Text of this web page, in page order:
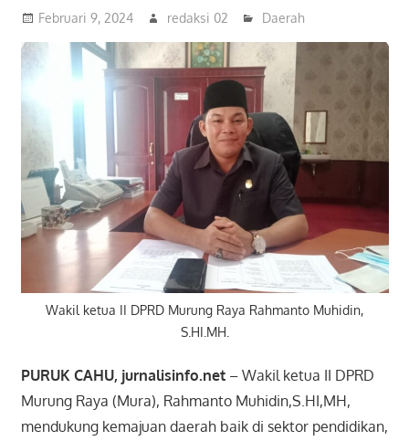
Februari 9, 2024 redaksi 02 Daerah
Wakil ketua II DPRD Murung Raya Rahmanto Muhidin,
S.HI.MH.
PURUK CAHU, jurnalisinfo.net– Wakil ketua II DPRD
Murung Raya (Mura), Rahmanto Muhidin,S.HI,MH,
mendukung kemajuan daerah baik di sektor pendidikan,